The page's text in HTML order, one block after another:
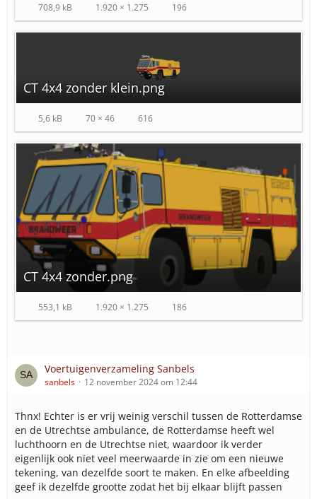
708,9 kB 1.920 × 1.275 196
CT 4x4 zonder klein.png
5,6 kB 70 × 46 616
CT 4x4 zonder.png
553,1 kB 1.920 × 1.275 186
Voertuigenverzameling Sanbels
sanbels 12 november 2024 om 12:44
Thnx! Echter is er vrij weinig verschil tussen de Rotterdamse
en de Utrechtse ambulance, de Rotterdamse heeft wel
luchthoorn en de Utrechtse niet, waardoor ik verder
eigenlijk ook niet veel meerwaarde in zie om een nieuwe
tekening, van dezelfde soort te maken. En elke afbeelding
geef ik dezelfde grootte zodat het bij elkaar blijft passen